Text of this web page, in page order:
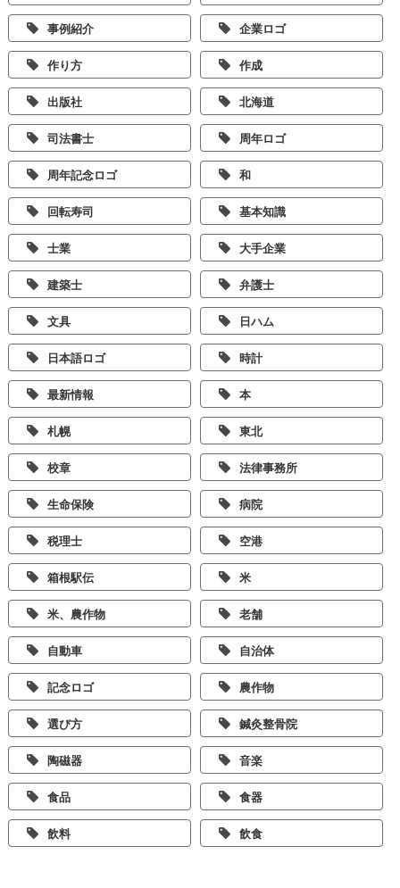
事例紹介 企業ロゴ
作り方 作成
出版社 北海道
司法書士 周年ロゴ
周年記念ロゴ 和
回転寿司 基本知識
士業 大手企業
建築士 弁護士
文具 日ハム
日本語ロゴ 時計
最新情報 本
札幌 東北
校章 法律事務所
生命保険 病院
税理士 空港
箱根駅伝 米
米、農作物 老舗
自動車 自治体
記念ロゴ 農作物
選び方 鍼灸整骨院
陶磁器 音楽
食品 食器
飲料 飲食